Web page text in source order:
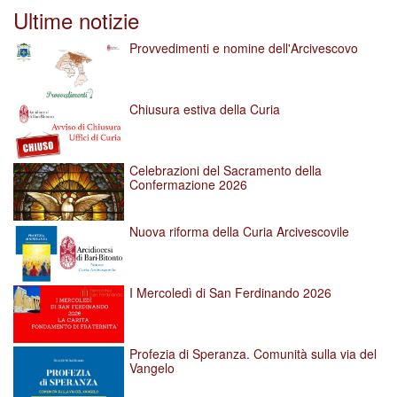
per
vedere
l'immagine
alle
dimensioni
originali…
Ultime notizie
Provvedimenti e nomine dell'Arcivescovo
Chiusura estiva della Curia
Celebrazioni del Sacramento della
Confermazione 2026
Nuova riforma della Curia Arcivescovile
I Mercoledì di San Ferdinando 2026
Profezia di Speranza. Comunità sulla via del
Vangelo